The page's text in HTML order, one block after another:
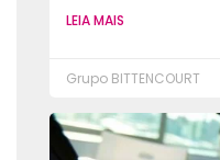
LEIA MAIS
Grupo BITTENCOURT